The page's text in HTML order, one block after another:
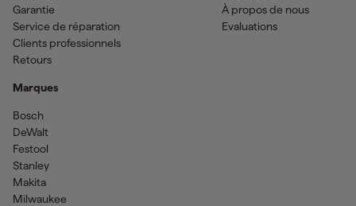
Garantie
Service de réparation
Clients professionnels
Retours
Marques
Bosch
DeWalt
Festool
Stanley
Makita
Milwaukee
À propos de nous
Evaluations